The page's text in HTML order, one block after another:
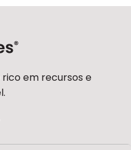
em recursos e